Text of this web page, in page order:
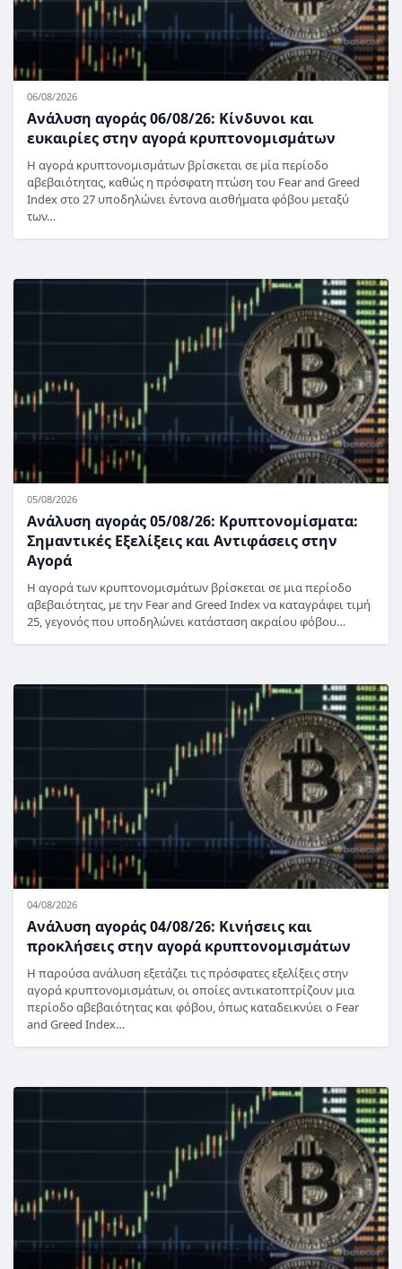
06/08/2026
Ανάλυση αγοράς 06/08/26: Κίνδυνοι και
ευκαιρίες στην αγορά κρυπτονομισμάτων
Η αγορά κρυπτονομισμάτων βρίσκεται σε μία περίοδο
αβεβαιότητας, καθώς η πρόσφατη πτώση του Fear and Greed
Index στο 27 υποδηλώνει έντονα αισθήματα φόβου μεταξύ
των…
05/08/2026
Ανάλυση αγοράς 05/08/26: Κρυπτονομίσματα:
Σημαντικές Εξελίξεις και Αντιφάσεις στην
Αγορά
Η αγορά των κρυπτονομισμάτων βρίσκεται σε μια περίοδο
αβεβαιότητας, με την Fear and Greed Index να καταγράφει τιμή
25, γεγονός που υποδηλώνει κατάσταση ακραίου φόβου…
04/08/2026
Ανάλυση αγοράς 04/08/26: Κινήσεις και
προκλήσεις στην αγορά κρυπτονομισμάτων
Η παρούσα ανάλυση εξετάζει τις πρόσφατες εξελίξεις στην
αγορά κρυπτονομισμάτων, οι οποίες αντικατοπτρίζουν μια
περίοδο αβεβαιότητας και φόβου, όπως καταδεικνύει ο Fear
and Greed Index…